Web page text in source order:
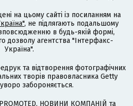
на цьому сайті із посиланням на
, не підлягають подальшому
в будь-якій формі,
дозволу агентства "Інтерфакс-
Україна".
та відтворення фотографічних
творів правовласника Getty
забороняється.
НОВИНИ КОМПАНІЙ та